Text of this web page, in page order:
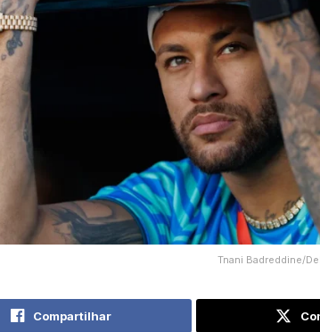
Tnani Badreddine/
Compartilhar